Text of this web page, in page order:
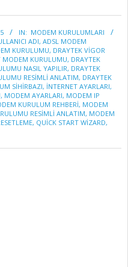
IN: MODEM KURULUMLARI
ADI, ADSL MODEM
KURULUMU, DRAYTEK VIGOR
MODEM KURULUMU, DRAYTEK
NASIL YAPILIR, DRAYTEK
RESIMLI ANLATIM, DRAYTEK
SIHIRBAZI, INTERNET AYARLARI,
, MODEM AYARLARI, MODEM IP
KURULUM REHBERI, MODEM
RESIMLI ANLATIM, MODEM
, QUICK START WIZARD,